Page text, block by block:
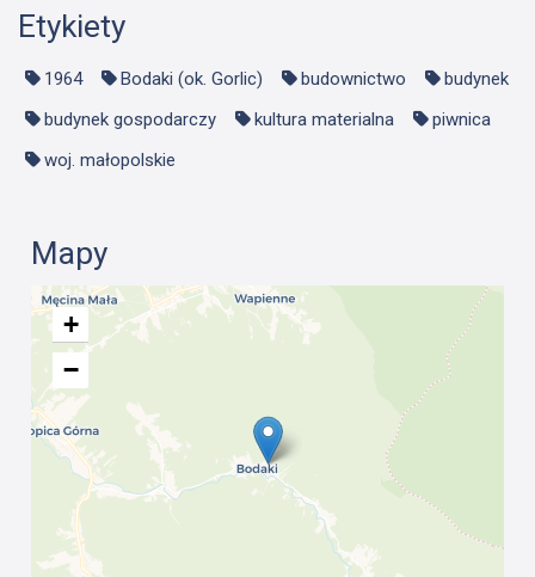
Etykiety
1964 Bodaki (ok. Gorlic) budownictwo
budynek
budynek gospodarczy
kultura materialna
piwnica
woj. małopolskie
Mapy
+
−